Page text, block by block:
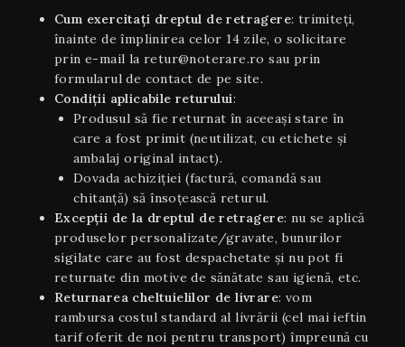
Cum exercitați dreptul de retragere: trimiteți,
înainte de împlinirea celor 14 zile, o solicitare
prin e-mail la retur@noterare.ro sau prin
formularul de contact de pe site.
Condiţii aplicabile returului:
Produsul să fie returnat în aceeaşi stare în
care a fost primit (neutilizat, cu etichete și
ambalaj original intact).
Dovada achiziției (factură, comandă sau
chitanță) să însoțească returul.
Excepții de la dreptul de retragere: nu se aplică
produselor personalizate/gravate, bunurilor
sigilate care au fost despachetate și nu pot fi
returnate din motive de sănătate sau igienă, etc.
Returnarea cheltuielilor de livrare: vom
rambursa costul standard al livrării (cel mai ieftin
tarif oferit de noi pentru transport) împreună cu